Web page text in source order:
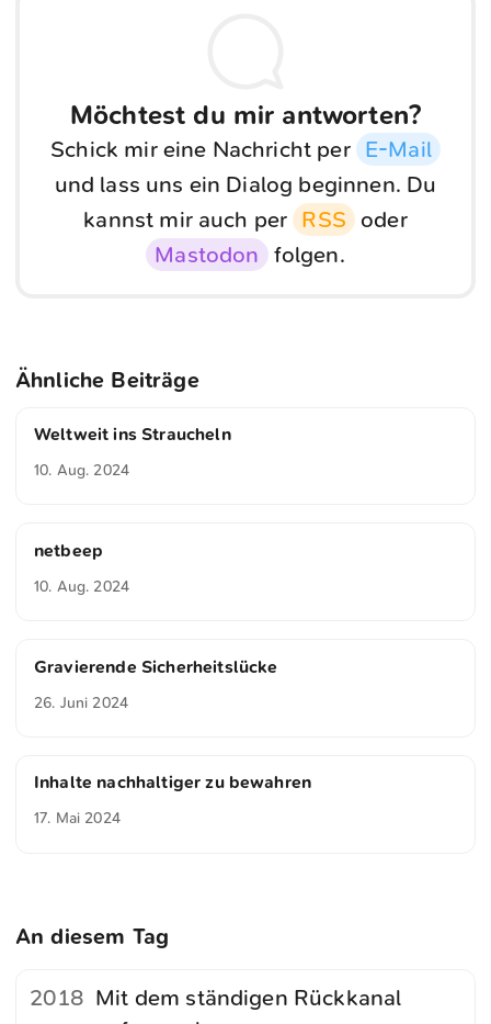
Möchtest du mir antworten?
Schick mir eine Nachricht per E-Mail
und lass uns ein Dialog beginnen. Du
kannst mir auch per RSS oder
Mastodon folgen.
Ähnliche Beiträge
Weltweit ins Straucheln
10. Aug. 2024
netbeep
10. Aug. 2024
Gravierende Sicherheitslücke
26. Juni 2024
Inhalte nachhaltiger zu bewahren
17. Mai 2024
An diesem Tag
2018 Mit dem ständigen Rückkanal